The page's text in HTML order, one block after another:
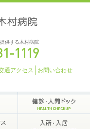
供する木村病院
通アクセス
お問い合わせ